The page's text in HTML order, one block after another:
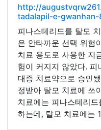
http://
tadalapil-e-
피나스테리드를 탈모
은 안타까운 선택 위험
치료 용도로 사용한 지
험이 커지지 않았다. 피
대증 치료약으로 승인
정받아 탈모 치료에 쓰
치료에는 피나스테리
하는데, 탈모 치료에는